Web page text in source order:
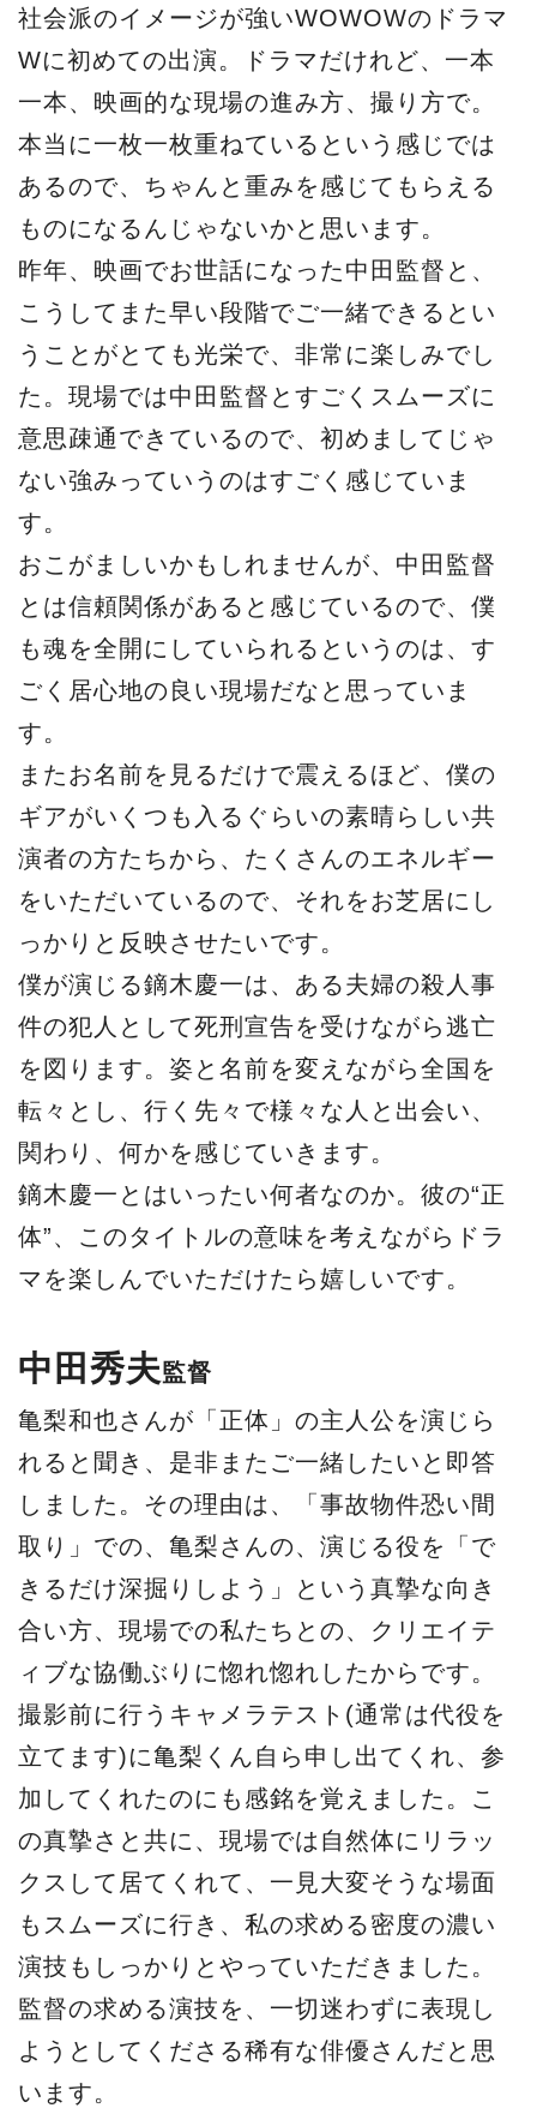
社会派のイメージが強いWOWOWのドラマ
Wに初めての出演。ドラマだけれど、一本
一本、映画的な現場の進み方、撮り方で。
本当に一枚一枚重ねているという感じでは
あるので、ちゃんと重みを感じてもらえる
ものになるんじゃないかと思います。
昨年、映画でお世話になった中田監督と、
こうしてまた早い段階でご一緒できるとい
うことがとても光栄で、非常に楽しみでし
た。現場では中田監督とすごくスムーズに
意思疎通できているので、初めましてじゃ
ない強みっていうのはすごく感じていま
す。
おこがましいかもしれませんが、中田監督
とは信頼関係があると感じているので、僕
も魂を全開にしていられるというのは、す
ごく居心地の良い現場だなと思っていま
す。
またお名前を見るだけで震えるほど、僕の
ギアがいくつも入るぐらいの素晴らしい共
演者の方たちから、たくさんのエネルギー
をいただいているので、それをお芝居にし
っかりと反映させたいです。
僕が演じる鏑木慶一は、ある夫婦の殺人事
件の犯人として死刑宣告を受けながら逃亡
を図ります。姿と名前を変えながら全国を
転々とし、行く先々で様々な人と出会い、
関わり、何かを感じていきます。
鏑木慶一とはいったい何者なのか。彼の“正
体”、このタイトルの意味を考えながらドラ
マを楽しんでいただけたら嬉しいです。
中田秀夫監督
亀梨和也さんが「正体」の主人公を演じら
れると聞き、是非またご一緒したいと即答
しました。その理由は、「事故物件恐い間
取り」での、亀梨さんの、演じる役を「で
きるだけ深掘りしよう」という真摯な向き
合い方、現場での私たちとの、クリエイテ
ィブな協働ぶりに惚れ惚れしたからです。
撮影前に行うキャメラテスト(通常は代役を
立てます)に亀梨くん自ら申し出てくれ、参
加してくれたのにも感銘を覚えました。こ
の真摯さと共に、現場では自然体にリラッ
クスして居てくれて、一見大変そうな場面
もスムーズに行き、私の求める密度の濃い
演技もしっかりとやっていただきました。
監督の求める演技を、一切迷わずに表現し
ようとしてくださる稀有な俳優さんだと思
います。